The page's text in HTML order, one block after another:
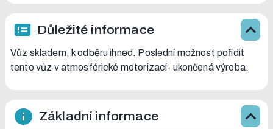
Důležité informace
Vůz skladem, k odběru ihned. Poslední možnost pořídit
tento vůz v atmosférické motorizaci- ukončená výroba.
Základní informace